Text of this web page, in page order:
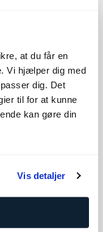
at du får en
Vi hjælper dig med
dig. Det
til for at kunne
kan gøre din
Vis detaljer
med os, så
og med d. 07.08